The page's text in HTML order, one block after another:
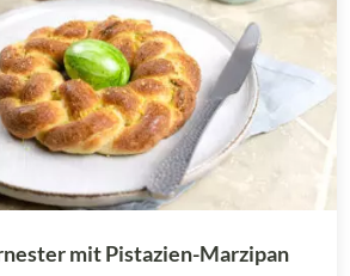
mit Pistazien-Marzipan